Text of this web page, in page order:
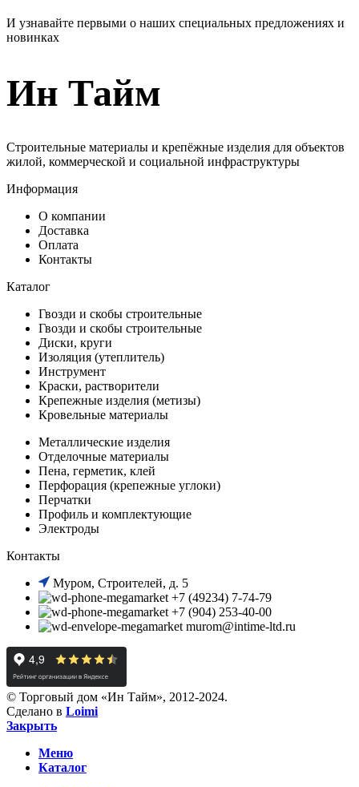
И узнавайте первыми о наших специальных предложениях и
новинках
Ин Тайм
Строительные материалы и крепёжные изделия для объектов
жилой, коммерческой и социальной инфраструктуры
Информация
О компании
Доставка
Оплата
Контакты
Каталог
Гвозди и скобы строительные
Гвозди и скобы строительные
Диски, круги
Изоляция (утеплитель)
Инструмент
Краски, растворители
Крепежные изделия (метизы)
Кровельные материалы
Металлические изделия
Отделочные материалы
Пена, герметик, клей
Перфорация (крепежные углоки)
Перчатки
Профиль и комплектующие
Электроды
Контакты
Муром, Строителей, д. 5
+7 (49234) 7-74-79
+7 (904) 253-40-00
murom@intime-ltd.ru
© Торговый дом «Ин Тайм», 2012-2024.
Сделано в Loimi
Закрыть
Меню
Каталог